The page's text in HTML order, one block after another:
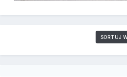
SORTUJ